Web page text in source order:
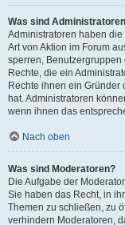
Was sind
Administratoren haben
Art von Aktion im Forum
sperren,
Rechte, die ein
Rechte ihnen ein Gründer
hat. Administratoren
wenn ihnen das
Nach oben
Was sind Moderatoren?
Die Aufgabe der
Sie haben das Recht, in
Themen zu schließen, zu
verhindern Moderatoren,